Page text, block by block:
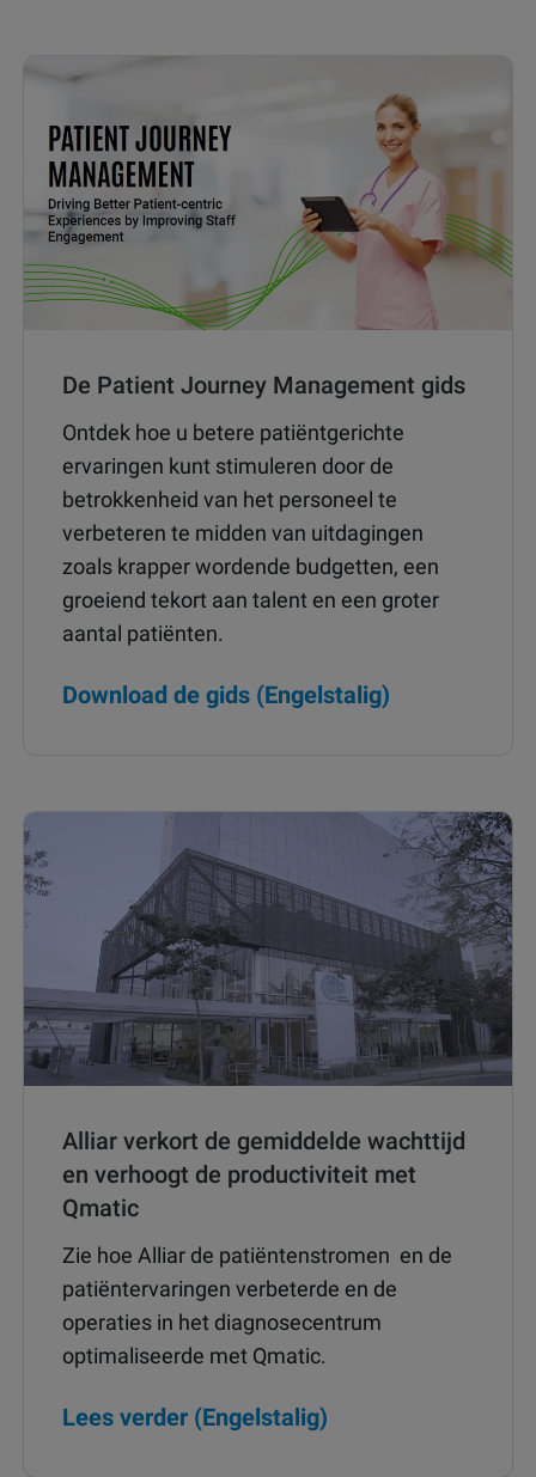
De Patient Journey Management gids
Ontdek hoe u betere patiëntgerichte
ervaringen kunt stimuleren door de
betrokkenheid van het personeel te
verbeteren te midden van uitdagingen
zoals krapper wordende budgetten, een
groeiend tekort aan talent en een groter
aantal patiënten.
Download de gids (Engelstalig)
Alliar verkort de gemiddelde wachttijd
en verhoogt de productiviteit met
Qmatic
Zie hoe Alliar de patiëntenstromen en de
patiëntervaringen verbeterde en de
operaties in het diagnosecentrum
optimaliseerde met Qmatic.
Lees verder (Engelstalig)